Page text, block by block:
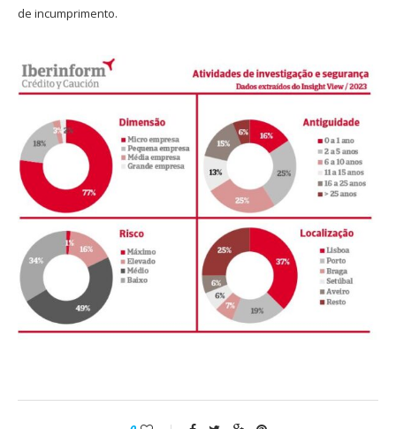
de incumprimento.